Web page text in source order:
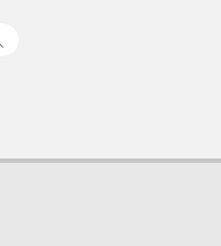
Rechercher